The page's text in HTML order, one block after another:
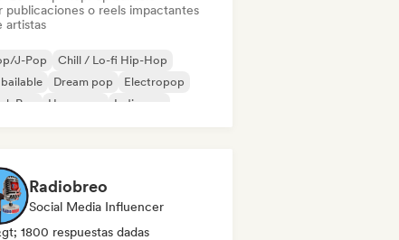
publicaciones o reels impactantes
artistas
J-Pop
Chill / Lo-fi Hip-Hop
Dream pop
Electropop
Pop
Hyperpop Indie pop
Radiobreo
Social Media Influencer
1800 respuestas dadas